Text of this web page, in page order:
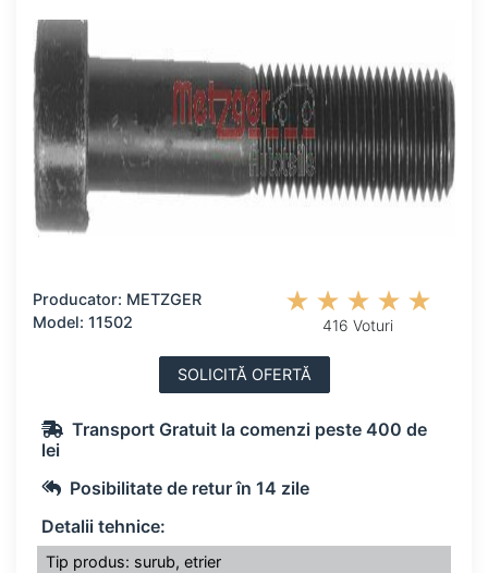
Producator: METZGER
Model: 11502
416 Voturi
SOLICITĂ OFERTĂ
Transport Gratuit la comenzi peste 400 de
lei
Posibilitate de retur în 14 zile
Detalii tehnice:
Tip produs: surub, etrier